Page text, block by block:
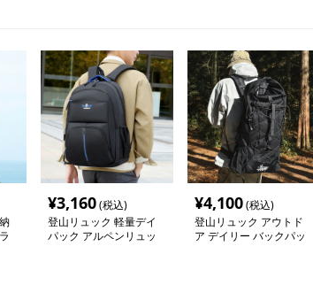
¥3,160(税込)
登山リュック 軽量デイ
パック アルペンリュッ
¥4,100(税込)
登山リュック アウトド
ア デイリー バックパッ